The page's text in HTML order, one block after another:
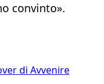
convinto».
di Avvenire